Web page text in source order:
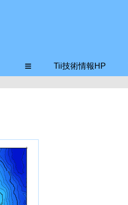
≡ Tii技術情報HP